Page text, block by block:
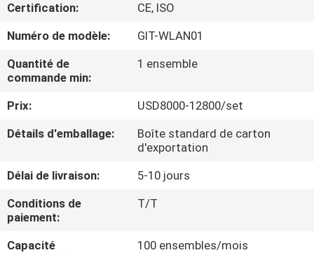
DE
NOUS
VISITE
D'USINE
DE
QUALITÉ
CONTACTEZ-
Certification:
CE, ISO
Numéro de modèle:
GIT-WLAN01
Quantité de
commande min:
1 ensemble
Prix:
USD8000-12800/set
Détails d'emballage:
Boîte standard de carton
d'exportation
Délai de livraison:
5-10 jours
Conditions de
paiement:
T/T
Capacité
100 ensembles/mois